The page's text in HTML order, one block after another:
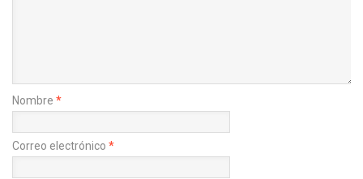
Nombre *
Correo electrónico *